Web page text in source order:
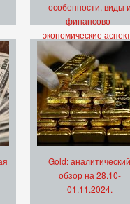
особенности, виды и
финансово-
экономические
Gold: аналитический
обзор на 28.10-
01.11.2024.